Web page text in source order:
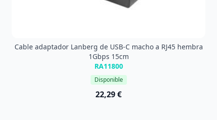
Cable adaptador Lanberg de USB-C macho a RJ45 hembra
1Gbps 15cm
RA11800
Disponible
22,29 €